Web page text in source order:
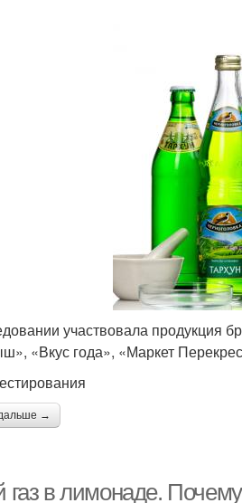
участвовала продукция
«Вкус года», «Маркет
→
газ в лимонаде.